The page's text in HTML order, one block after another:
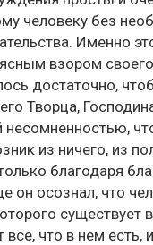
человеку без
Именно
взором
достаточно,
Творца,
несомненностью,
из ничего, из
благодаря
он осознал, что
существует
что в нем есть,